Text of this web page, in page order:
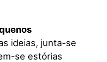
ideias, junta-se
se estórias